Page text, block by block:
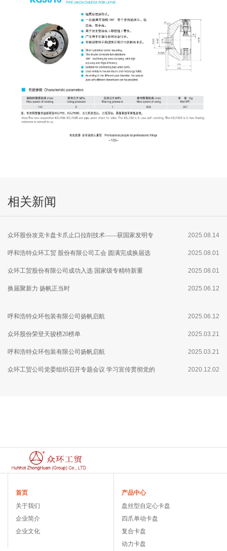
相关新闻
众环股份攻克卡盘卡爪止口拉削技术——获国家发明专
利
2025.08.14
呼和浩特众环工贸 股份有限公司工会 圆满完成换届选
举
2025.08.01
众环工贸股份有限公司成功入选 国家级专精特新重
点“小巨人”企业
2025.08.01
换届聚新力 扬帆正当时 2025.06.12
呼和浩特众环包装有限公司扬帆启航 2025.06.12
众环股份荣登天骏榜20榜单 2025.03.21
呼和浩特众环包装有限公司扬帆启航 2025.03.21
众环工贸公司党委组织召开专题会议 学习宣传贯彻党的 2020.12.02
首页
关于我们
企业简介
企业文化
产品中心
盘丝型自定心卡盘
四爪单动卡盘
复合卡盘
动力卡盘